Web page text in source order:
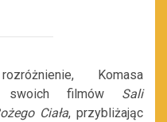
Komasa
swoich filmów Sali
Ciała, przybliżając